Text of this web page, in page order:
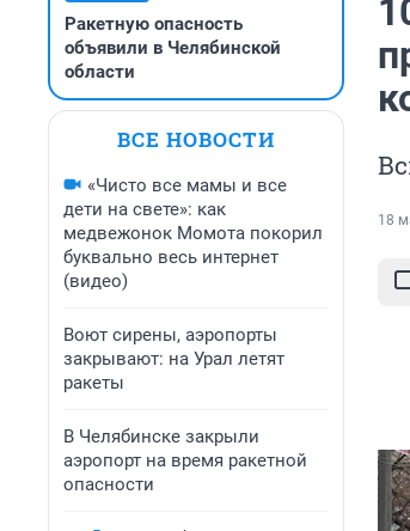
Ракетную опасность
объявили в Челябинской
области
ВСЕ НОВОСТИ
«Чисто все мамы и все
дети на свете»: как
медвежонок Момота покорил
буквально весь интернет
(видео)
Воют сирены, аэропорты
закрывают: на Урал летят
ракеты
В Челябинске закрыли
аэропорт на время ракетной
опасности
18